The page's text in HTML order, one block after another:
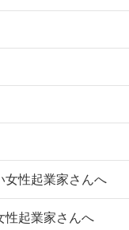
女性起業家さんへ
性起業家さんへ